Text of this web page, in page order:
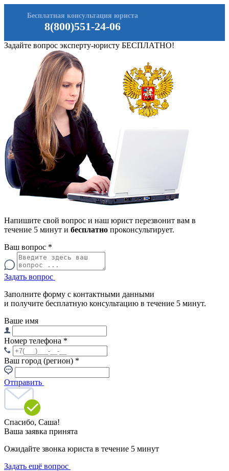
8(800)551-24-06
Бесплатная консультация юриста
Задайте вопрос эксперту-юристу БЕСПЛАТНО!
Напишите свой вопрос и наш юрист перезвонит вам в
течение 5 минут и бесплатно проконсультирует.
Ваш вопрос *
Задать вопрос
Заполните форму с контактными данными
и получите бесплатную консультацию в течение 5 минут.
Ваше имя
Номер телефона *
Ваш город (регион) *
Отправить
Спасибо, Саша!
Ваша заявка принята
Ожидайте звонка юриста в течение 5 минут
Задать ещё вопрос